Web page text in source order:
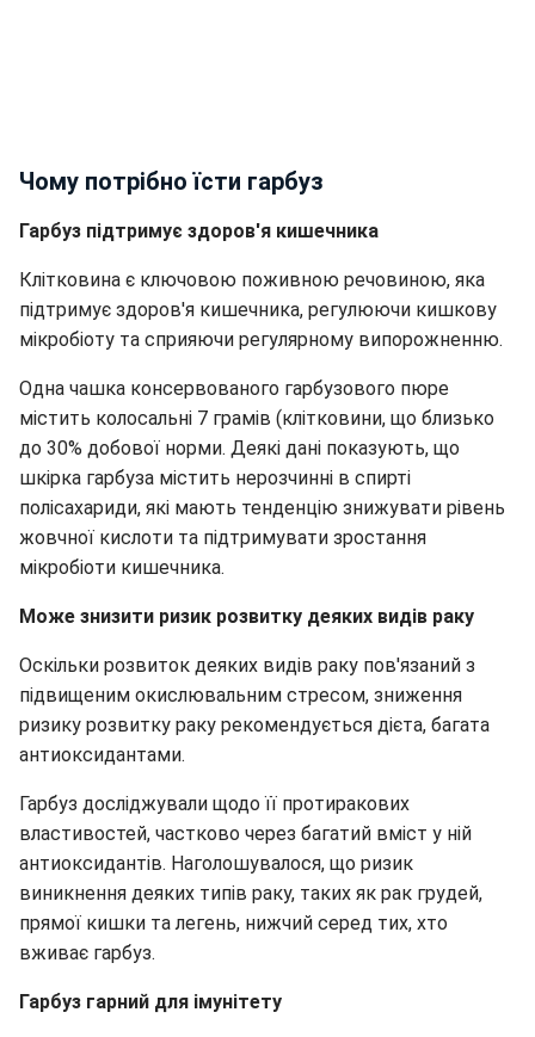
Чому потрібно їсти гарбуз
Гарбуз підтримує здоров'я кишечника
Клітковина є ключовою поживною речовиною, яка
підтримує здоров'я кишечника, регулюючи кишкову
мікробіоту та сприяючи регулярному випорожненню.
Одна чашка консервованого гарбузового пюре
містить колосальні 7 грамів (клітковини, що близько
до 30% добової норми. Деякі дані показують, що
шкірка гарбуза містить нерозчинні в спирті
полісахариди, які мають тенденцію знижувати рівень
жовчної кислоти та підтримувати зростання
мікробіоти кишечника.
Може знизити ризик розвитку деяких видів раку
Оскільки розвиток деяких видів раку пов'язаний з
підвищеним окислювальним стресом, зниження
ризику розвитку раку рекомендується дієта, багата
антиоксидантами.
Гарбуз досліджували щодо її протиракових
властивостей, частково через багатий вміст у ній
антиоксидантів. Наголошувалося, що ризик
виникнення деяких типів раку, таких як рак грудей,
прямої кишки та легень, нижчий серед тих, хто
вживає гарбуз.
Гарбуз гарний для імунітету